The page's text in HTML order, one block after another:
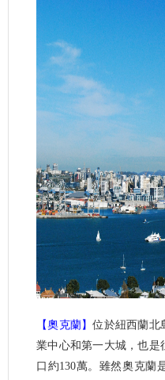
【奧克蘭】位於紐西蘭北
業中心和第一大城，也是
口約130萬。雖然奧克蘭